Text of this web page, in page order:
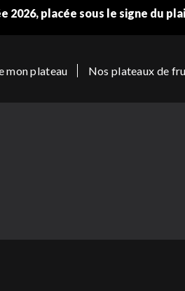
placée sous le signe du
mon plateau Nos plateaux de